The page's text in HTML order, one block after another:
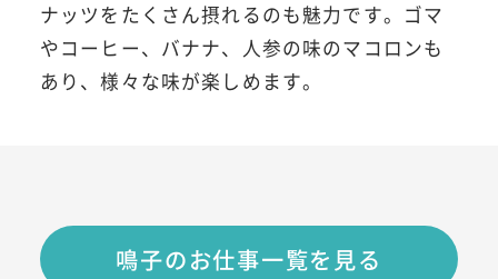
ナッツをたくさん摂れるのも魅力です。ゴマ
やコーヒー、バナナ、人参の味のマコロンも
あり、様々な味が楽しめます。
鳴子のお仕事一覧を見る